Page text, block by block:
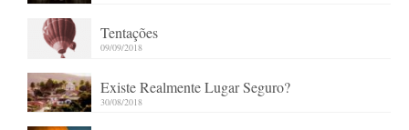
Tentações
09/09/2018
Existe Realmente Lugar Seguro?
30/08/2018